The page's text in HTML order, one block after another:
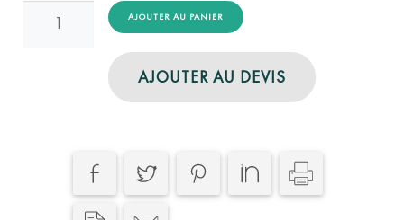
quantité
AJOUTER AU PANIER
AJOUTER AU DEVIS